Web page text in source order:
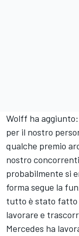
Wolff ha
per il nostro
qualche premio
nostro
probabilmente si
forma segue la
tutto è stato fatto
lavorare e
Mercedes ha